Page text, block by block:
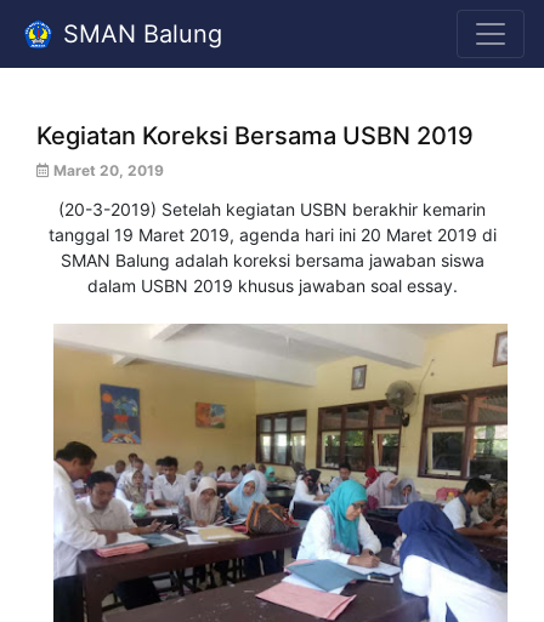
SMAN Balung
Kegiatan Koreksi Bersama USBN 2019
Maret 20, 2019
(20-3-2019) Setelah kegiatan USBN berakhir kemarin
tanggal 19 Maret 2019, agenda hari ini 20 Maret 2019 di
SMAN Balung adalah koreksi bersama jawaban siswa
dalam USBN 2019 khusus jawaban soal essay.